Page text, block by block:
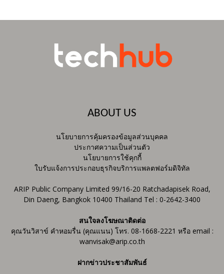
ABOUT US
นโยบายการคุ้มครองข้อมูลส่วนบุคคล
ประกาศความเป็นส่วนตัว
นโยบายการใช้คุกกี้
ใบรับแจ้งการประกอบธุรกิจบริการแพลตฟอร์มดิจิทัล
ARIP Public Company Limited 99/16-20 Ratchadapisek Road,
Din Daeng, Bangkok 10400 Thailand Tel : 0-2642-3400
สนใจลงโฆษณาติดต่อ
คุณวันวิสาข์ คำหอมรื่น (คุณแนน) โทร. 08-1668-2221 หรือ email :
wanvisak@arip.co.th
ฝากข่าวประชาสัมพันธ์